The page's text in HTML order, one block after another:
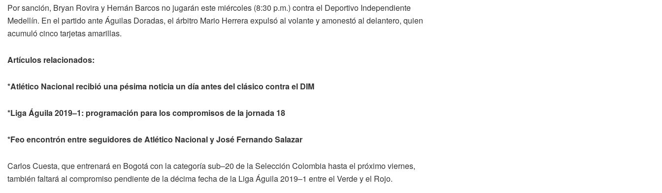
Por sanción, Bryan Rovira y Hernán Barcos no jugarán este miércoles (8:30 p.m.) contra el Deportivo Independiente
Medellín. En el partido ante Águilas Doradas, el árbitro Mario Herrera expulsó al volante y amonestó al delantero, quien
acumuló cinco tarjetas amarillas.
Artículos relacionados:
*Atlético Nacional recibió una pésima noticia un día antes del clásico contra el DIM
*Liga Águila 2019–1: programación para los compromisos de la jornada 18
*Feo encontrón entre seguidores de Atlético Nacional y José Fernando Salazar
Carlos Cuesta, que entrenará en Bogotá con la categoría sub–20 de la Selección Colombia hasta el próximo viernes,
también faltará al compromiso pendiente de la décima fecha de la Liga Águila 2019–1 entre el Verde y el Rojo.